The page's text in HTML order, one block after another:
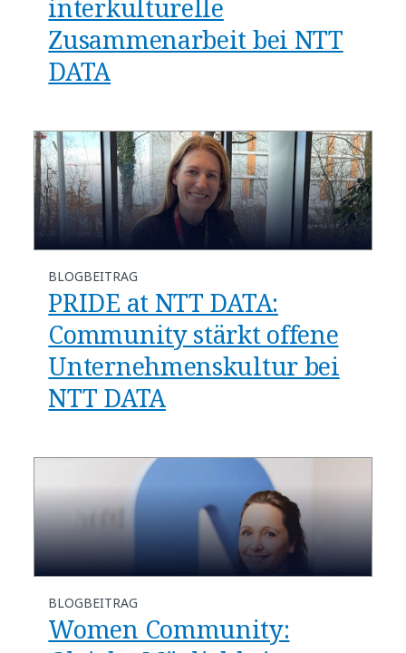
interkulturelle
Zusammenarbeit bei NTT
DATA
BLOGBEITRAG
PRIDE at NTT DATA:
Community stärkt offene
Unternehmenskultur bei
NTT DATA
BLOGBEITRAG
Women Community: